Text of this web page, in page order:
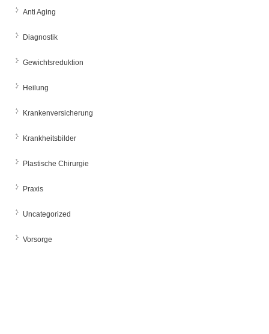
Anti Aging
Diagnostik
Gewichtsreduktion
Heilung
Krankenversicherung
Krankheitsbilder
Plastische Chirurgie
Praxis
Uncategorized
Vorsorge